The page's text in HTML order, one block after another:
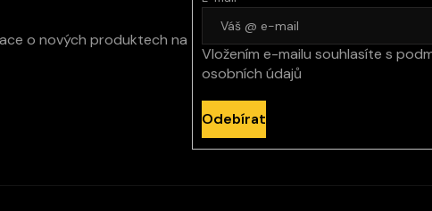
o nových produktech na
Vložením e-mailu souhlasíte s
osobních údajů
Odebírat